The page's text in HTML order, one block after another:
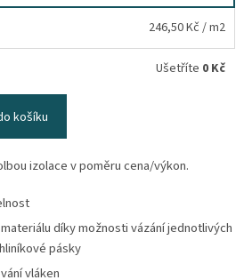
246,50 Kč / m2
Ušetříte 0 Kč
košíku
izolace v poměru cena/výkon.
díky možnosti vázání jednotlivých
pásky
vláken